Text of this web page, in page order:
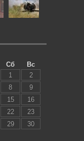
Сб
Вс
1
2
8
9
15
16
22
23
29
30